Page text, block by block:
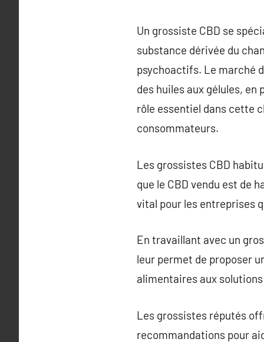
Un grossiste CBD se
substance dérivée du
psychoactifs. Le marché
des huiles aux gélules,
rôle essentiel dans cette
consommateurs.
Les grossistes CBD
que le CBD vendu est de
vital pour les entreprises
En travaillant avec un
leur permet de proposer
alimentaires aux
Les grossistes réputés
recommandations pour